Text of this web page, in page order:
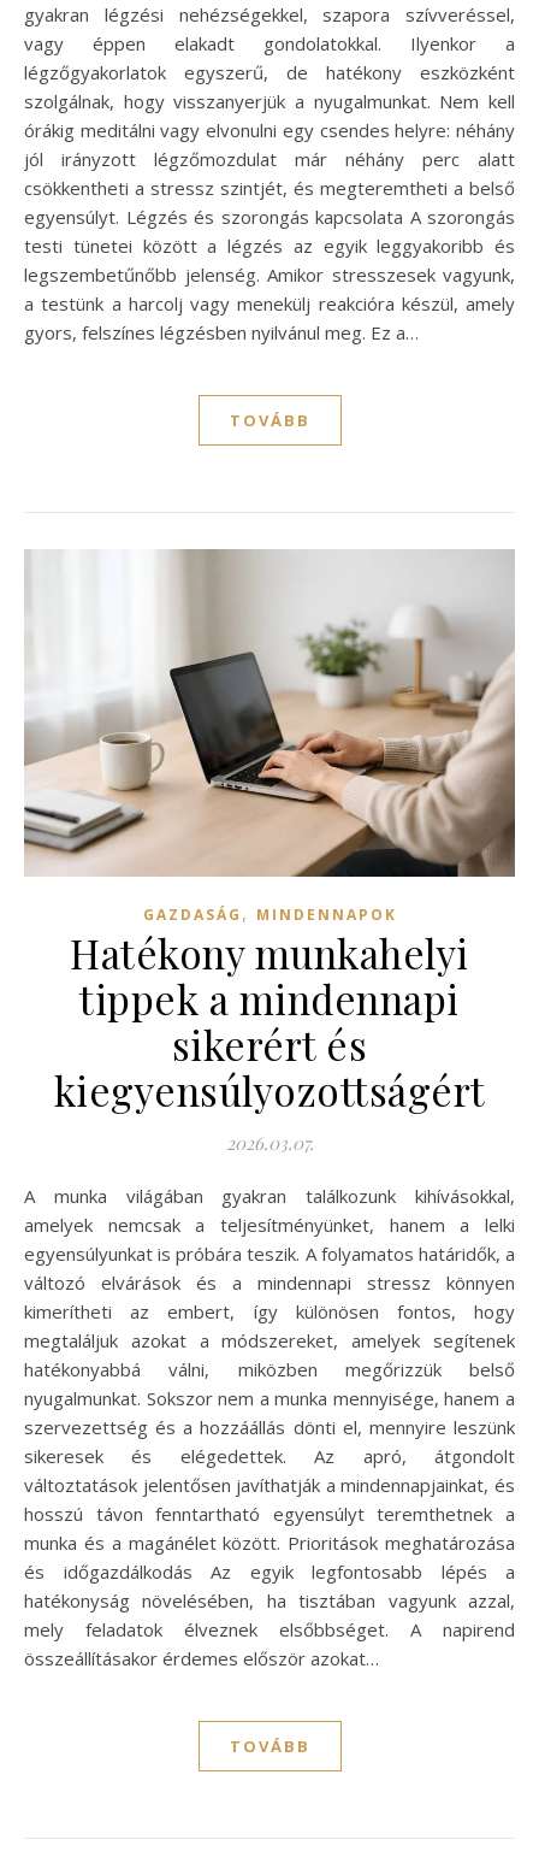
gyakran légzési nehézségekkel, szapora szívveréssel,
vagy éppen elakadt gondolatokkal. Ilyenkor a
légzőgyakorlatok egyszerű, de hatékony eszközként
szolgálnak, hogy visszanyerjük a nyugalmunkat. Nem kell
órákig meditálni vagy elvonulni egy csendes helyre: néhány
jól irányzott légzőmozdulat már néhány perc alatt
csökkentheti a stressz szintjét, és megteremtheti a belső
egyensúlyt. Légzés és szorongás kapcsolata A szorongás
testi tünetei között a légzés az egyik leggyakoribb és
legszembetűnőbb jelenség. Amikor stresszesek vagyunk,
a testünk a harcolj vagy menekülj reakcióra készül, amely
gyors, felszínes légzésben nyilvánul meg. Ez a…
TOVÁBB
GAZDASÁG , MINDENNAPOK
Hatékony munkahelyi
tippek a mindennapi
sikerért és
kiegyensúlyozottságért
2026.03.07.
A munka világában gyakran találkozunk kihívásokkal,
amelyek nemcsak a teljesítményünket, hanem a lelki
egyensúlyunkat is próbára teszik. A folyamatos határidők, a
változó elvárások és a mindennapi stressz könnyen
kimerítheti az embert, így különösen fontos, hogy
megtaláljuk azokat a módszereket, amelyek segítenek
hatékonyabbá válni, miközben megőrizzük belső
nyugalmunkat. Sokszor nem a munka mennyisége, hanem a
szervezettség és a hozzáállás dönti el, mennyire leszünk
sikeresek és elégedettek. Az apró, átgondolt
változtatások jelentősen javíthatják a mindennapjainkat, és
hosszú távon fenntartható egyensúlyt teremthetnek a
munka és a magánélet között. Prioritások meghatározása
és időgazdálkodás Az egyik legfontosabb lépés a
hatékonyság növelésében, ha tisztában vagyunk azzal,
mely feladatok élveznek elsőbbséget. A napirend
összeállításakor érdemes először azokat…
TOVÁBB